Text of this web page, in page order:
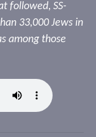
followed, SS-
33,000 Jews in
among those